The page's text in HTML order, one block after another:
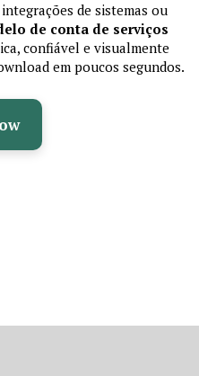
de sistemas ou
de conta de serviços
confiável e visualmente
em poucos segundos.